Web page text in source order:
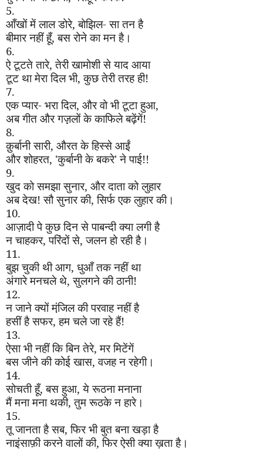
5.
आँखों में लाल डोरे,बोझिल- सा तन है
बीमार नहीं हूँ,बस रोने का मन है।
6.
ऐ टूटते तारे,तेरी खामोशी से याद आया
टूट था मेरा दिल भी,कुछ तेरी तरह ही!
7.
एक प्यार- भरा दिल, और वो भी टूटा हुआ,
अब गीत और गज़़लों के काफिले बढ़ेंगें!
8.
क़ुर्बानी सारी, औरत के हिस्से आईं
और शोहरत, 'कुर्बानी के बकरे'ने पाई!!
9.
खुद को समझा सुनार, और दाता को लुहार
अब देख! सौ सुनार की,सिर्फ एक लुहार की।
10.
आज़ादी पे कुछ दिन से पाबन्दी क्या लगी है
न चाहकर,परिंदों से,जलन हो रही है।
11.
बुझ चुकी थी आग, धुआँ तक नहीं था
अंगारे मनचले थे,सुलगने की ठानी!
12.
न जाने क्यों मंजि़ल की परवाह नहीं है
हसीं है सफर,हम चले जा रहे हैं!
13.
ऐसा भी नहीं कि बिन तेरे,मर मिटेंगें
बस जीने की कोई खास,वजह न रहेगी।
14.
सोचती हूँ,बस हुआ,ये रूठना मनाना
मैं मना मना थकी,तुम रूठके न हारे।
15.
तू जानता है सब,फिर भी बुत बना खड़ा है
नाइंसाफ़ी करने वालों की,फिर ऐसी क्या ख़ता है।